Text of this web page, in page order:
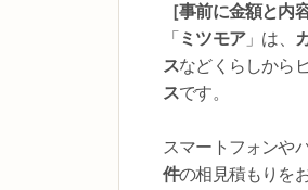
［事前に金額と内
「 ミツモア」は、
スなどくらしから
スです。
スマートフォンや
件の相見積もりを